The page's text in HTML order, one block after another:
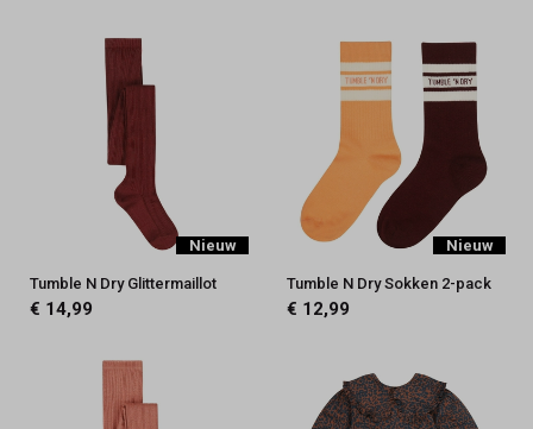
Nieuw
Tumble N Dry Glittermaillot
€ 14,99
Nieuw
Tumble N Dry Sokken 2-pack
€ 12,99